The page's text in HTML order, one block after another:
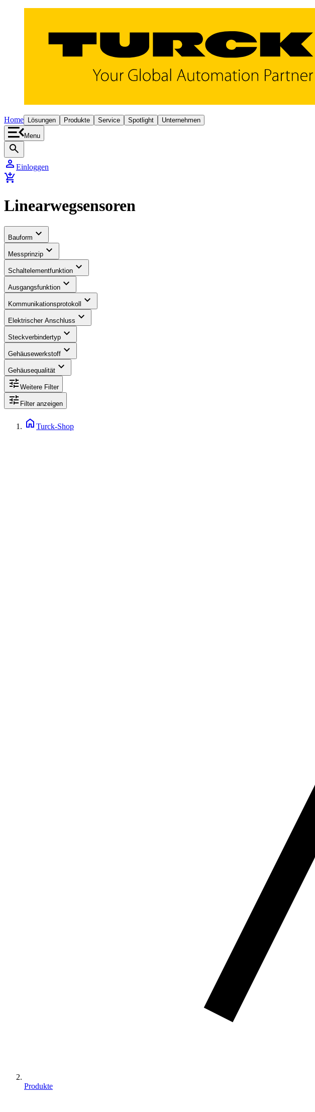
Home Lösungen Produkte Service Spotlight Unternehmen
Menu
search
person Einloggen
add_shopping_cart
Linearwegsensoren
Bauform expand_more
Messprinzip expand_more
Schaltelementfunktion expand_more
Ausgangsfunktion expand_more
Kommunikationsprotokoll expand_more
Elektrischer Anschluss expand_more
Steckverbindertyp expand_more
Gehäusewerkstoff expand_more
Gehäusequalität expand_more
tune Weitere Filter
tune Filter anzeigen
home Turck-Shop
Produkte